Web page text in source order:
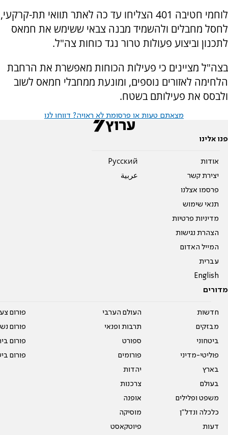
לוחמי חטיבה 401 הצליחו עד כה לאתר תוואי תת-קרקעי,
לחסל מחבלים ולהשמיד מבנה צבאי ששימש את חמאס
לתכנון וביצוע פעולות טרור נגד כוחות צה"ל.
בצה"ל מציינים כי פעילות הכוחות מאפשרת את הרחבת
הלחימה לאזורים נוספים, ומונעת ממחבלי חמאס לשוב
ולבסס את פעילותם בשטח.
מצאתם טעות או פרסומת לא ראויה? דווחו לנו
פנו אלינו
אודות
יצירת קשר
פרסמו אצלנו
תנאי שימוש
מדיניות פרטיות
הצהרת נגישות
המייל האדום
עברית
English
Pусский
عربية
מדורים
חדשות
מבזקים
ביטחוני
פוליטי-מדיני
בארץ
בעולם
משפט ופלילים
כלכלה ונדל"ן
דעות
העולם הערבי
תרבות ופנאי
ספורט
פורומים
יהדות
צרכנות
אופנה
מוסיקה
פיוטקאסט
פורום
פורום
פורום
פורום